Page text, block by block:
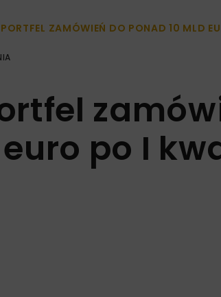
ZAMÓWIEŃ DO PONAD 10 MLD
po I